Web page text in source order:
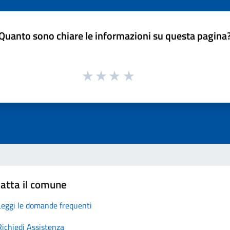
sono chiare le informazioni su questa
il comune
le domande frequenti
Assistenza